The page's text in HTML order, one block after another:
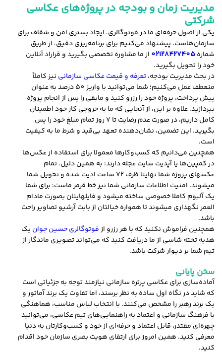
مدیریت زمان و بودجه در پروژه‌های عکاسی
شرکتی
یکی از اصول حرفه‌ای ما در فوتوگالری، ایجاد بستری امن و شفاف برای
سازمان‌هاست. پیشنهاد می‌کنیم برای برنامه‌ریزی دقیق، از طریق
شماره02128427405 از ما مشاوره تخصصی بگیرید و قراراد آنلاین
خود را تحویل بگیرید.
در بحث مدیریت بودجه،تعرفه و قیمت عکاسی سازمانی نیز کاملاً
منعطف عمل می‌کنیم؛ شما می‌توانید با واریز 50 درصد به عنوان
پیش پرداخت، پروژه خود را رزرو کنید و مابقی را پس از انجام پروژه
بپردازید. علاوه بر این، از آنجایی که ما به خروجی کار خود اطمینان
کامل داریم، در صورت عدم رضایت تا 7 روز تمام مبلغ خود را پس
بگیرید. این تضمین، نشان‌دهنده تعهد بی‌قید و شرط ما به کیفیت
است.
همچنین می‌دانیم که کسب‌وکارها معمولا برای استفاده از عکس‌ها
در کمپین‌ها یا آپدیت سایت عجله دارند؛ به همین دلیل، تمام
عکسهای پروژه شما نهایتا ظرف 72 ساعت ادیت شده و تحویل شما
میشوند. امنیت اطلاعات سازمانی شما نیز خط قرمز ماست؛ برای شما
یک آلبوم کاملا خصوصی ساخته میشود و فایلهایتان بصورت مادام
العمر نگهداری میشوند تا همواره خیالتان از بابت آرشیو تصاویر راحت
باشد.
همچنین فراموش نکنید که با هر رزرو ازفوتوگالری حسین جوان یک
هدیه تخته شاسی از ما دریافت کنید که می‌تواند تصویری ماندگار از
تیم شما بر دیوار شرکت باشد.
سخن پایانی
آماده‌سازی برای عکاسی پرتره سازمانی نیازمند توجه به جزئیاتی است
که شاید در نگاه اول ساده به نظر برسند، اما تفاوت یک برند آماتور و
یک برند رهبر را مشخص می‌کنند. با انتخاب لباس مناسب، هماهنگی
با فرهنگ سازمانی و اعتماد به راهنمایی‌های تیم عکاسی، می‌توانید
چهره‌ای مقتدر، قابل اعتماد و حرفه‌ای از خود و کسب‌وکارتان به دنیا
معرفی کنید. همین امروز برای ارتقای هویت بصری سازمان خود اقدام
کنید.